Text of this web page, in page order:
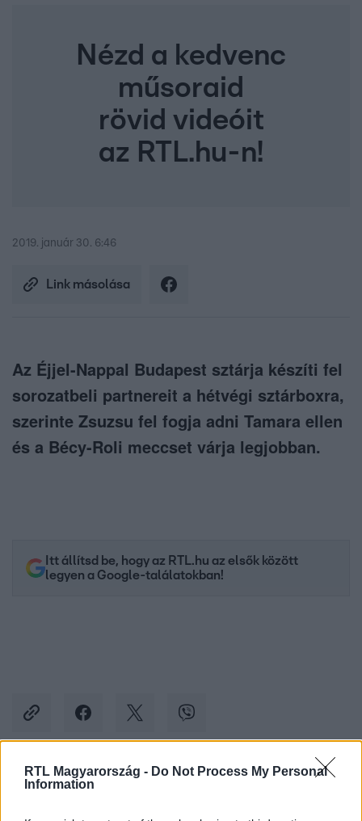
RTL Magyarország - Do Not Process My Personal
Information
Nézd a kedvenc
műsoraid
rövid videóit
az RTL.hu-n!
2019. január 30. 6:46
Link másolása
Az Éjjel-Nappal Budapest sztárja készíti fel
sorozatbeli partnereit a hétvégi sztárboxra,
szerinte Zsuzsu fel fogja adni Tamara ellen
és a Bécy-Roli meccset várja legjobban.
Itt állítsd be, hogy az RTL.hu az elsők között
legyen a Google-találatokban!
Kövess minket, és értesülj a friss hírekről a